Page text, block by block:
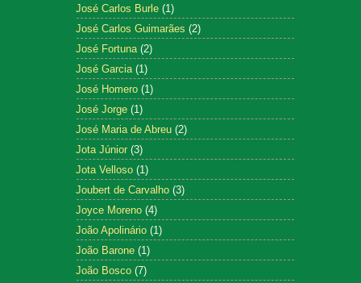
José Carlos Burle (1)
José Carlos Guimarães (2)
José Fortuna (2)
José Garcia (1)
José Homero (1)
José Jorge (1)
José Maria de Abreu (2)
Jota Júnior (3)
Jota Velloso (1)
Joubert de Carvalho (3)
Joyce Moreno (4)
João Apolinário (1)
João Barone (1)
João Bosco (7)